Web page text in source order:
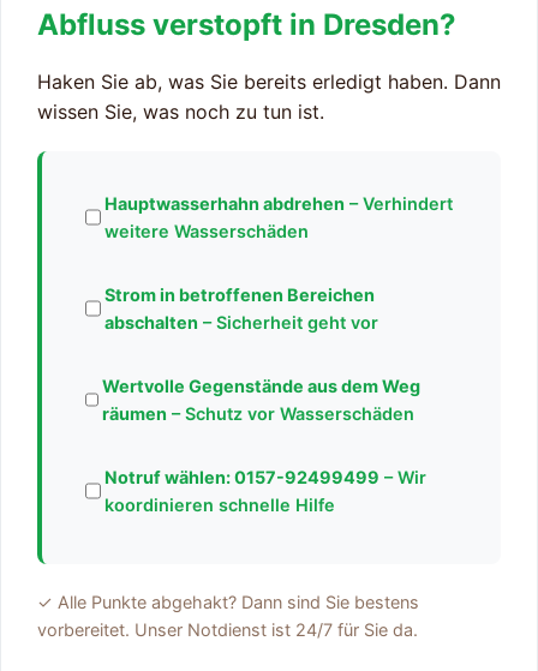
Abfluss verstopft in Dresden?
Haken Sie ab, was Sie bereits erledigt haben. Dann
wissen Sie, was noch zu tun ist.
Hauptwasserhahn abdrehen – Verhindert
weitere Wasserschäden
Strom in betroffenen Bereichen
abschalten – Sicherheit geht vor
Wertvolle Gegenstände aus dem Weg
räumen – Schutz vor Wasserschäden
Notruf wählen:0157-92499499 – Wir
koordinieren schnelle Hilfe
✓ Alle Punkte abgehakt? Dann sind Sie bestens
vorbereitet. Unser Notdienst ist 24/7 für Sie da.